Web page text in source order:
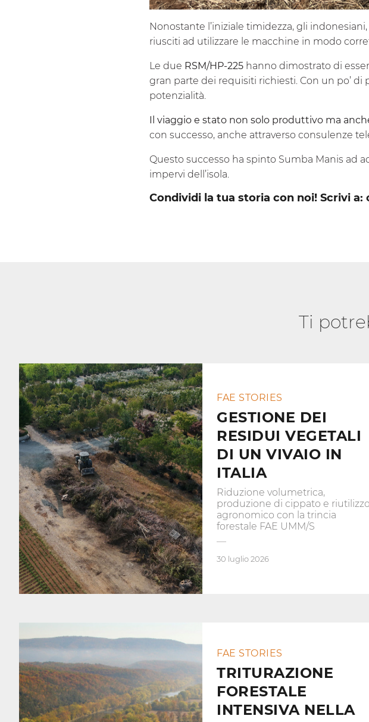
Nonostante l’iniziale timidezza, gli
riusciti ad utilizzare le macchine in modo
Le due RSM/HP-225hanno dimostrato di
gran parte dei requisiti richiesti. Con un po’
potenzialità.
Il viaggio e stato non solo produttivo ma
con successo, anche attraverso consulenze
Questo successo ha spinto Sumba Manis ad
impervi dell’isola.
Condividi la tua storia con noi! Scrivi a:
Ti
FAE STORIES
GESTIONE DEI
RESIDUI VEGETALI
DI UN VIVAIO IN
ITALIA
Riduzione volumetrica,
produzione di cippato e riutilizzo
agronomico con la trincia
forestale FAE UMM/S
30 luglio 2026
FAE STORIES
TRITURAZIONE
FORESTALE
INTENSIVA NELLA